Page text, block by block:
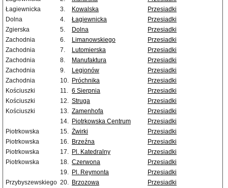
Łagiewnicka
3. Kowalska
Przesiadki
Dolna
4. Łagiewnicka
Przesiadki
Zgierska
5. Dolna
Przesiadki
Zachodnia
6. Limanowskiego
Przesiadki
Zachodnia
7. Lutomierska
Przesiadki
Zachodnia
8. Manufaktura
Przesiadki
Zachodnia
9. Legionów
Przesiadki
Zachodnia
10. Próchnika
Przesiadki
Kościuszki
11. 6 Sierpnia
Przesiadki
Kościuszki
12. Struga
Przesiadki
Kościuszki
13. Zamenhofa
Przesiadki
14. Piotrkowska Centrum
Przesiadki
Piotrkowska
15. Żwirki
Przesiadki
Piotrkowska
16. Brzeźna
Przesiadki
Piotrkowska
17. Pl. Katedralny
Przesiadki
Piotrkowska
18. Czerwona
Przesiadki
19. Pl. Reymonta
Przesiadki
Przybyszewskiego 20. Brzozowa
Przesiadki